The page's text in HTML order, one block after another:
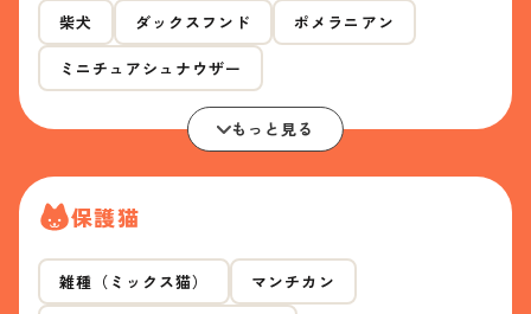
柴犬 ダックスフンド ポメラニアン
ミニチュアシュナウザー
もっと見る
保護猫
雑種（ミックス猫） マンチカン